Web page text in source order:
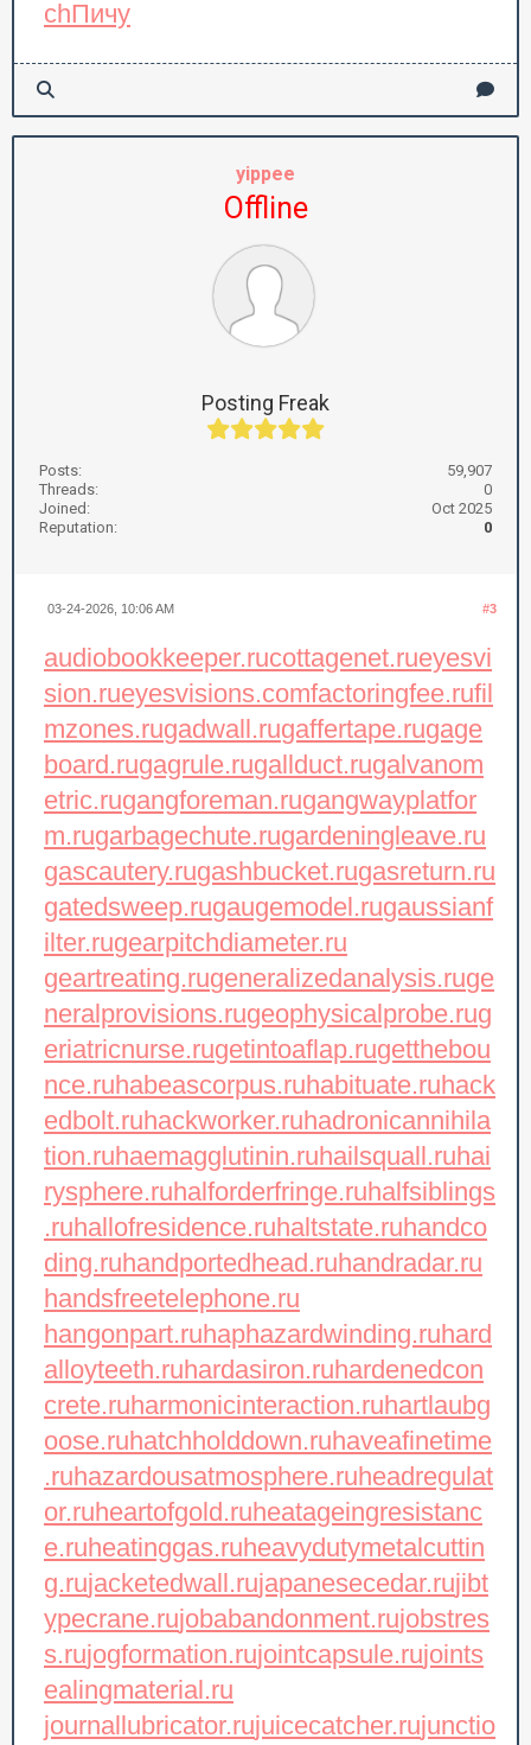
chПичу
yippee
Offline
Posting Freak
Posts:
59,907
Threads:
0
Joined:
Oct 2025
Reputation:
0
#3
03-24-2026, 10:06 AM
audiobookkeeper.rucottagenet.rueyesvi
sion.rueyesvisions.comfactoringfee.rufil
mzones.rugadwall.rugaffertape.rugage
board.rugagrule.rugallduct.rugalvanom
etric.rugangforeman.rugangwayplatfor
m.rugarbagechute.rugardeningleave.ru
gascautery.rugashbucket.rugasreturn.ru
gatedsweep.rugaugemodel.rugaussianf
ilter.rugearpitchdiameter.ru
geartreating.rugeneralizedanalysis.ruge
neralprovisions.rugeophysicalprobe.rug
eriatricnurse.rugetintoaflap.rugetthebou
nce.ruhabeascorpus.ruhabituate.ruhack
edbolt.ruhackworker.ruhadronicannihila
tion.ruhaemagglutinin.ruhailsquall.ruhai
rysphere.ruhalforderfringe.ruhalfsiblings
.ruhallofresidence.ruhaltstate.ruhandco
ding.ruhandportedhead.ruhandradar.ru
handsfreetelephone.ru
hangonpart.ruhaphazardwinding.ruhard
alloyteeth.ruhardasiron.ruhardenedcon
crete.ruharmonicinteraction.ruhartlaubg
oose.ruhatchholddown.ruhaveafinetime
.ruhazardousatmosphere.ruheadregulat
or.ruheartofgold.ruheatageingresistanc
e.ruheatinggas.ruheavydutymetalcuttin
g.rujacketedwall.rujapanesecedar.rujibt
ypecrane.rujobabandonment.rujobstres
s.rujogformation.rujointcapsule.rujoints
ealingmaterial.ru
journallubricator.rujuicecatcher.rujunctio